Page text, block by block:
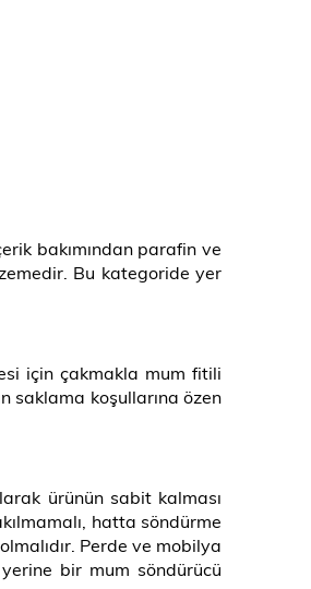
bakımından parafin ve
Bu kategoride yer
için çakmakla mum fitili
saklama koşullarına özen
ürünün sabit kalması
hatta söndürme
Perde ve mobilya
yerine bir mum söndürücü